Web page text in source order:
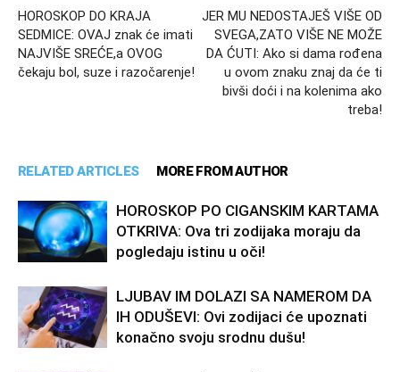
HOROSKOP DO KRAJA
SEDMICE: OVAJ znak će imati
NAJVIŠE SREĆE,a OVOG
čekaju bol, suze i razočarenje!
JER MU NEDOSTAJEŠ VIŠE OD
SVEGA,ZATO VIŠE NE MOŽE
DA ĆUTI: Ako si dama rođena
u ovom znaku znaj da će ti
bivši doći i na kolenima ako
treba!
RELATED ARTICLES MORE FROM AUTHOR
HOROSKOP PO CIGANSKIM KARTAMA
OTKRIVA: Ova tri zodijaka moraju da
pogledaju istinu u oči!
LJUBAV IM DOLAZI SA NAMEROM DA
IH ODUŠEVI: Ovi zodijaci će upoznati
konačno svoju srodnu dušu!